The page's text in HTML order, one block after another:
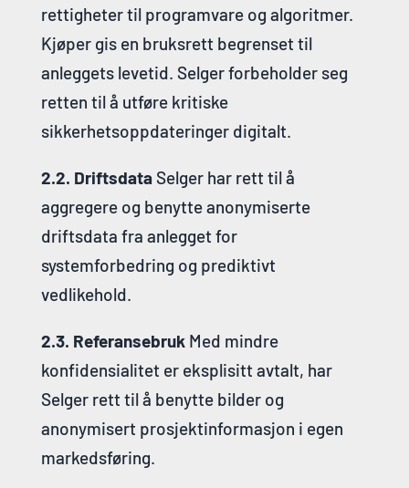
rettigheter til programvare og algoritmer.
Kjøper gis en bruksrett begrenset til
anleggets levetid. Selger forbeholder seg
retten til å utføre kritiske
sikkerhetsoppdateringer digitalt.
2.2. DriftsdataSelger har rett til å
aggregere og benytte anonymiserte
driftsdata fra anlegget for
systemforbedring og prediktivt
vedlikehold.
2.3. ReferansebrukMed mindre
konfidensialitet er eksplisitt avtalt, har
Selger rett til å benytte bilder og
anonymisert prosjektinformasjon i egen
markedsføring.